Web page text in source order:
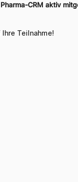
CRM aktiv
Teilnahme!